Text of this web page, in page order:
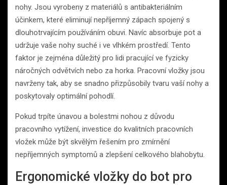
nohy. Jsou vyrobeny z materiálů s antibakteriálním
účinkem, které eliminují nepříjemný zápach spojený s
dlouhotrvajícím používáním obuvi. Navíc absorbuje pot a
udržuje vaše nohy suché i ve vlhkém prostředí. Tento
faktor je zejména důležitý pro lidi pracující ve fyzicky
náročných odvětvích nebo za horka. Pracovní vložky jsou
navrženy tak, aby se snadno přizpůsobily tvaru vaší nohy a
poskytovaly optimální pohodlí.
Pokud trpíte únavou a bolestmi nohou z důvodu
pracovního vytížení, investice do kvalitních pracovních
vložek může být skvělým řešením pro zmírnění
nepříjemných symptomů a zlepšení celkového blahobytu.
Ergonomické vložky do bot pro